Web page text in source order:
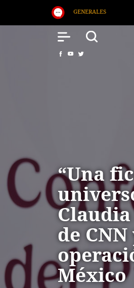
NACIONAL
“Una
de
México